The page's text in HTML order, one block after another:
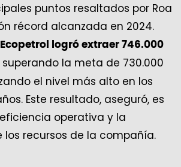
puntos resaltados por Roa
récord alcanzada en 2024.
Ecopetrol logró extraer 746.000
superando la meta de 730.000
el nivel más alto en los
Este resultado, aseguró, es
operativa y la
los recursos de la compañía.